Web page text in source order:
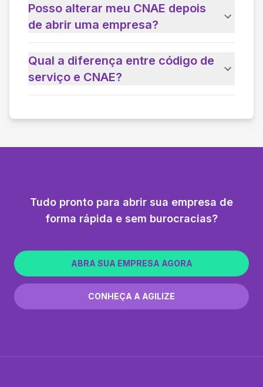
Posso alterar meu CNAE depois
de abrir uma empresa?
Qual a diferença entre código de
serviço e CNAE?
Tudo pronto para abrir sua empresa de
forma rápida e sem burocracias?
ABRA SUA EMPRESA AGORA
CONHEÇA A AGILIZE